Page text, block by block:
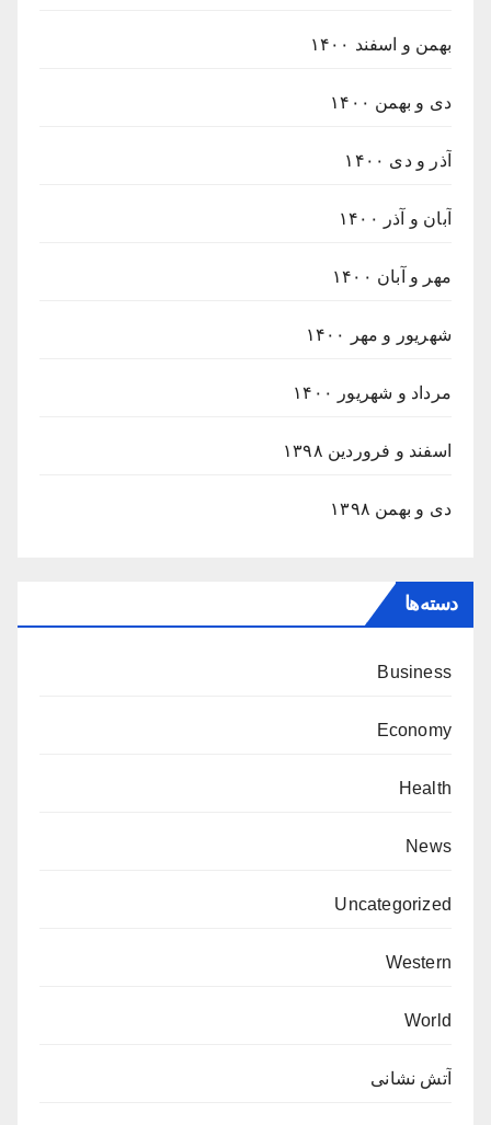
بهمن و اسفند ۱۴۰۰
دی و بهمن ۱۴۰۰
آذر و دی ۱۴۰۰
آبان و آذر ۱۴۰۰
مهر و آبان ۱۴۰۰
شهریور و مهر ۱۴۰۰
مرداد و شهریور ۱۴۰۰
اسفند و فروردین ۱۳۹۸
دی و بهمن ۱۳۹۸
دسته‌ها
Business
Economy
Health
News
Uncategorized
Western
World
آتش نشانی